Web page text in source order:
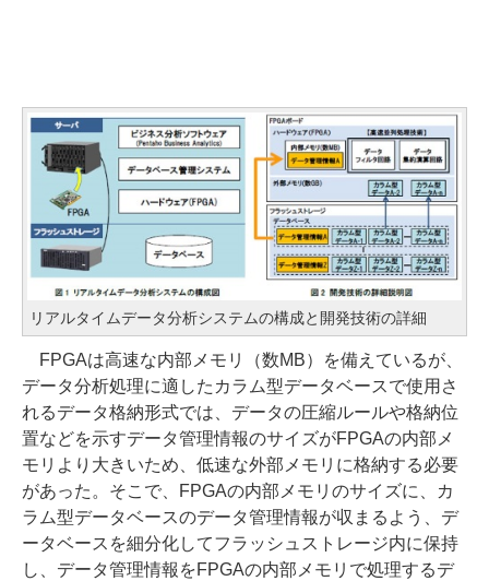
リアルタイムデータ分析システムの構成と開発技術の詳細
FPGAは高速な内部メモリ（数MB）を備えているが、
データ分析処理に適したカラム型データベースで使用さ
れるデータ格納形式では、データの圧縮ルールや格納位
置などを示すデータ管理情報のサイズがFPGAの内部メ
モリより大きいため、低速な外部メモリに格納する必要
があった。そこで、FPGAの内部メモリのサイズに、カ
ラム型データベースのデータ管理情報が収まるよう、デ
ータベースを細分化してフラッシュストレージ内に保持
し、データ管理情報をFPGAの内部メモリで処理するデ